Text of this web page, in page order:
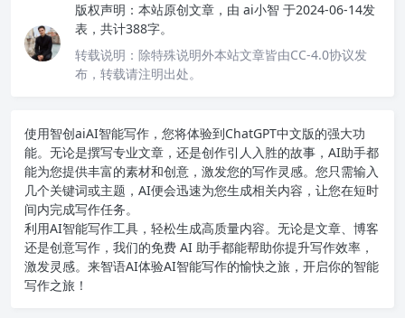
版权声明： 本站原创文章，由 ai小智 于2024-06-14发
表，共计388字。
转载说明： 除特殊说明外本站文章皆由CC-4.0协议发
布，转载请注明出处。
使用智创aiAI智能写作 ，您将体验到ChatGPT中文版的强大功
能。无论是撰写专业文章，还是创作引人入胜的故事，AI助手都
能为您提供丰富的素材和创意，激发您的写作灵感。您只需输入
几个关键词或主题，AI便会迅速为您生成相关内容，让您在短时
间内完成写作任务。
利用AI智能写作工具，轻松生成高质量内容。无论是文章、博客
还是创意写作，我们的免费 AI 助手都能帮助你提升写作效率，
激发灵感。来智语AI体验AI智能写作的愉快之旅，开启你的智能
写作之旅！